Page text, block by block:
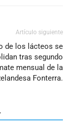
Artículo siguiente
de los lácteos se
tras segundo
mensual de la
Fonterra.